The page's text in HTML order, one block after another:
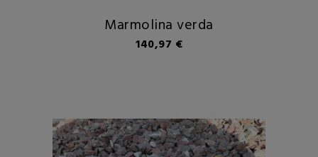
Marmolina verda
Preu
140,97 €